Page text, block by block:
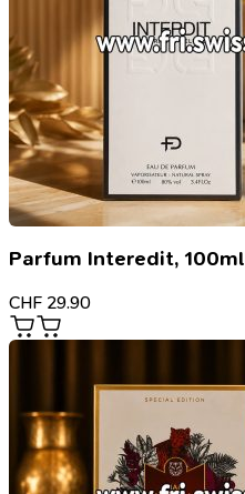
Parfum Interedit, 100ml
CHF 29.90